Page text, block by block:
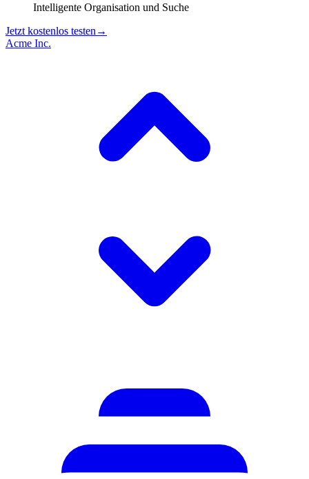
Intelligente Organisation und Suche
Jetzt kostenlos testen →
Acme Inc.